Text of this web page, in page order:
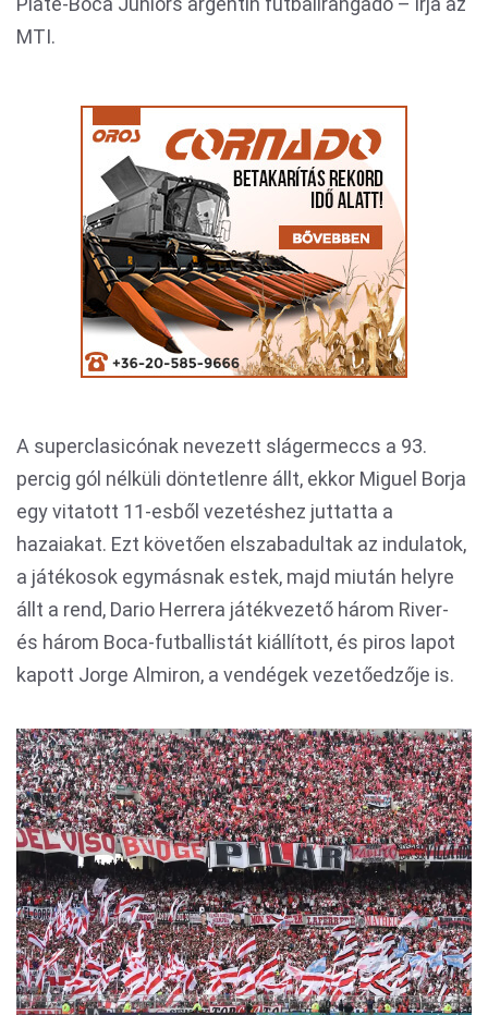
MTI.
A superclasicónak nevezett slágermeccs a 93.
percig gól nélküli döntetlenre állt, ekkor Miguel Borja
egy vitatott 11-esből vezetéshez juttatta a
hazaiakat. Ezt követően elszabadultak az indulatok,
a játékosok egymásnak estek, majd miután helyre
állt a rend, Dario Herrera játékvezető három River-
és három Boca-futballistát kiállított, és piros lapot
kapott Jorge Almiron, a vendégek vezetőedzője is.